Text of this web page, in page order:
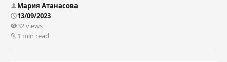
Мария Атанасова
13/09/2023
32 views
1 min read